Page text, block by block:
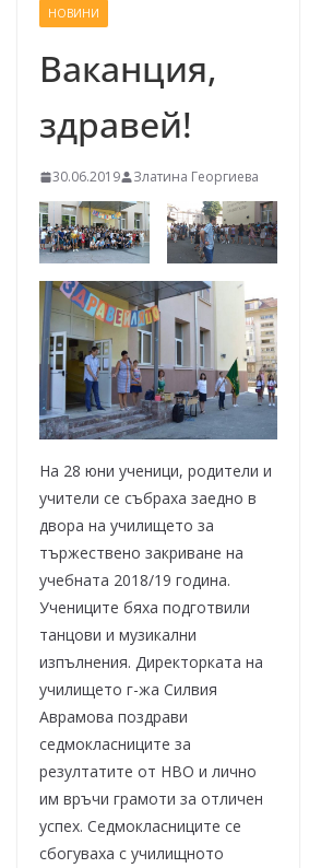
НОВИНИ
Ваканция,
здравей!
30.06.2019 Златина Георгиева
На 28 юни ученици, родители и
учители се събраха заедно в
двора на училището за
тържествено закриване на
учебната 2018/19 година.
Учениците бяха подготвили
танцови и музикални
изпълнения. Директорката на
училището г-жа Силвия
Аврамова поздрави
седмокласниците за
резултатите от НВО и лично
им връчи грамоти за отличен
успех. Седмокласниците се
сбогуваха с училищното